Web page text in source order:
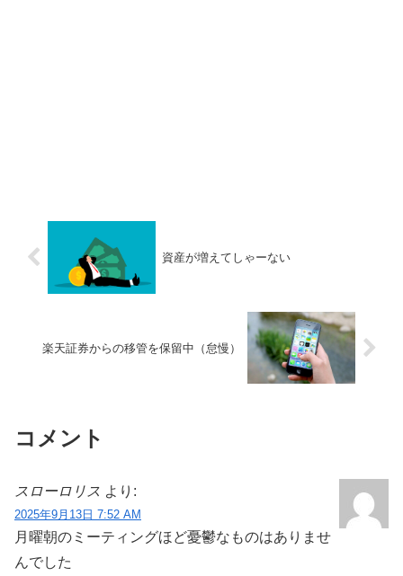
資産が増えてしゃーない
楽天証券からの移管を保留中（怠慢）
コメント
スローロリス より:
2025年9月13日 7:52 AM
月曜朝のミーティングほど憂鬱なものはありませ
んでした